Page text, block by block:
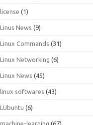
license (1)
Linus News (9)
Linux Commands (31)
Linux Networking (6)
Linux News (45)
linux softwares (43)
LUbuntu (6)
machine-learning (67)